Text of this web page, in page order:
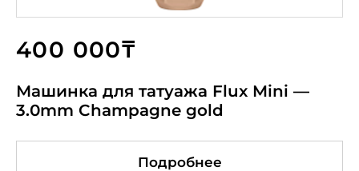
400 000₸
Машинка для татуажа Flux Mini —
3.0mm Champagne gold
Подробнее